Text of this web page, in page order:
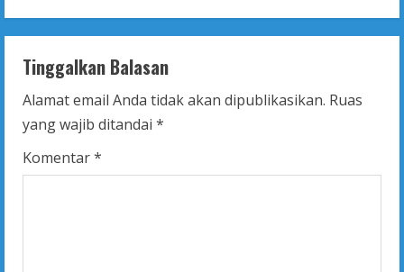
n
u
e
R
e
Tinggalkan Balasan
Alamat email Anda tidak akan dipublikasikan. Ruas
yang wajib ditandai *
Komentar*